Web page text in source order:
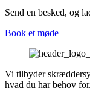
Send en besked, og
Book et møde
Vi tilbyder
hvad du har behov for.